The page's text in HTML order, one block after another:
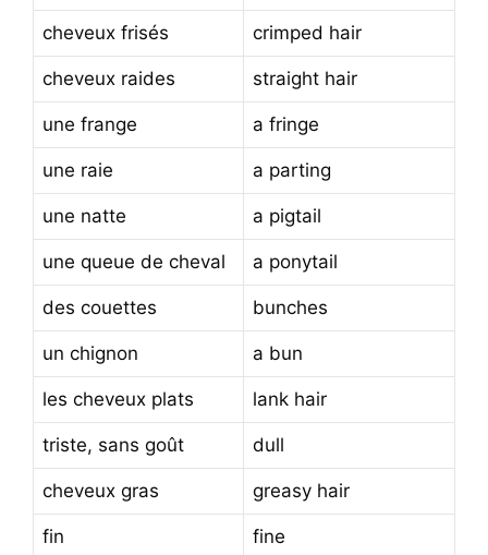
cheveux frisés crimped hair
cheveux raides straight hair
une frange a fringe
une raie a parting
une natte a pigtail
une queue de cheval a ponytail
des couettes bunches
un chignon a bun
les cheveux plats lank hair
triste, sans goût dull
cheveux gras greasy hair
fin fine